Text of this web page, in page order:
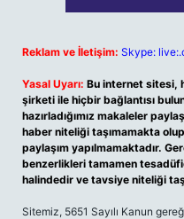
Reklam ve İletişim: Skype:
Yasal Uyarı: Bu internet sitesi,
şirketi ile hiçbir bağlantısı
hazırladığımız makaleler
haber niteliği taşımamakta
paylaşım yapılmamaktadır.
benzerlikleri tamamen
halindedir ve tavsiye niteliği
Sitemiz, 5651 Sayılı Kanun